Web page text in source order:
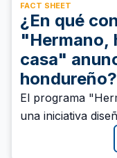
FACT SHEET
¿En qué
"Hermano,
casa"
hondureño?
El programa
una iniciativa
digno y seguro a
regresan al país